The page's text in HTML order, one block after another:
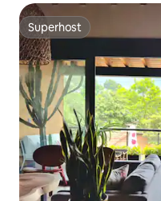
Superhost
Superhost